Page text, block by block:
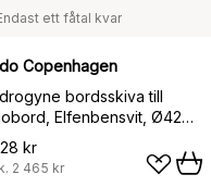
ett fåtal kvar
Copenhagen
bordsskiva till
Elfenbensvit, Ø42
kr
2 465 kr